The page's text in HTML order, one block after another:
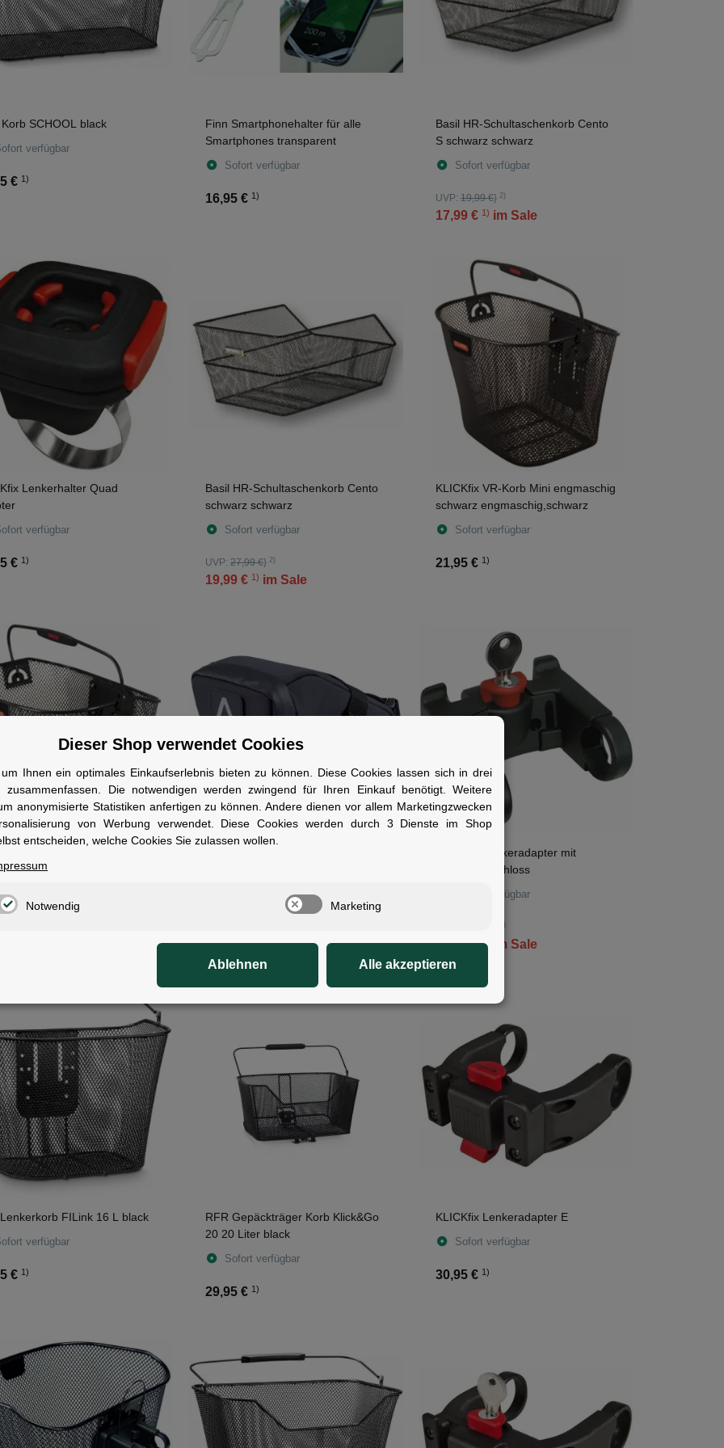
SCHOOL black
verfügbar
€ 1)
Finn Smartphonehalter für alle
Smartphones transparent
Sofort verfügbar
16,95 € 1)
Basil HR-Schultaschenkorb Cento
S schwarz schwarz
Sofort verfügbar
UVP: 19,99 €} 2)
17,99 € 1) im Sale
Lenkerhalter Quad
verfügbar
€ 1)
Basil HR-Schultaschenkorb Cento
schwarz schwarz
Sofort verfügbar
UVP: 27,99 €} 2)
19,99 € 1) im Sale
KLICKfix VR-Korb Mini engmaschig
schwarz engmaschig,schwarz
Sofort verfügbar
21,95 € 1)
engmaschig,schwarz
verfügbar Sofort verfügbar
KLICKfix Lenkeradapter mit
Sicherheitsschloss
Sofort verfügbar
2)
27,50 € 1) im Sale
FILink 16 L black
verfügbar
€ 1)
RFR Gepäckträger Korb Klick&Go
20 20 Liter black
Sofort verfügbar
29,95 € 1)
KLICKfix Lenkeradapter E
Sofort verfügbar
30,95 € 1)
Dieser Shop verwendet Cookies
Ihnen ein optimales Einkaufserlebnis bieten zu können. Diese Cookies lassen sich in drei
zusammenfassen. Die notwendigen werden zwingend für Ihren Einkauf benötigt. Weitere
anonymisierte Statistiken anfertigen zu können. Andere dienen vor allem Marketingzwecken
von Werbung verwendet. Diese Cookies werden durch 3 Dienste im Shop
entscheiden, welche Cookies Sie zulassen wollen.
Notwendig Marketing
Ablehnen Alle akzeptieren